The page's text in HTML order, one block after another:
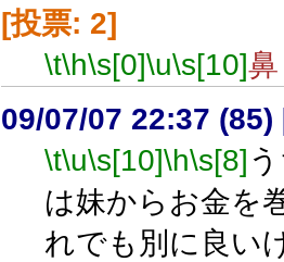
[投票: 2]
\t\h\s[0]\u\s[10]
09/07/07 22:37 (85)
\t\u\s[10]\h\s[8]
は妹からお金を
れでも別に良い